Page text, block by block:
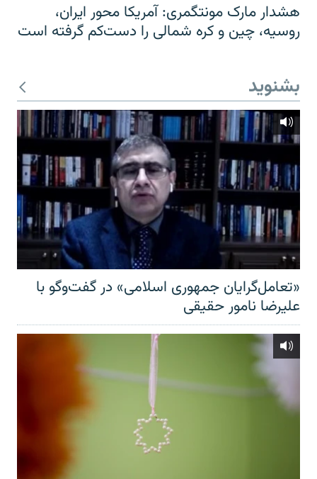
هشدار مارک مونتگمری: آمریکا محور ایران،
روسیه، چین و کره شمالی را دست‌کم گرفته است
بشنوید
«تعامل‌گرایان جمهوری اسلامی» در گفت‌وگو با
علیرضا نامور حقیقی